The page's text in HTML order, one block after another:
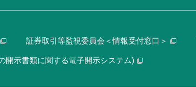
証券取引等監視委員会＜情報受付窓口＞
開示書類に関する電子開示システム)